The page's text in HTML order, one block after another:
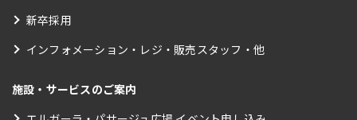
新卒採用
インフォメーション・レジ・販売スタッフ・他
施設・サービスのご案内